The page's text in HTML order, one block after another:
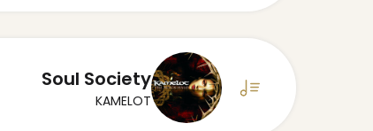
Soul Society
KAMELOT